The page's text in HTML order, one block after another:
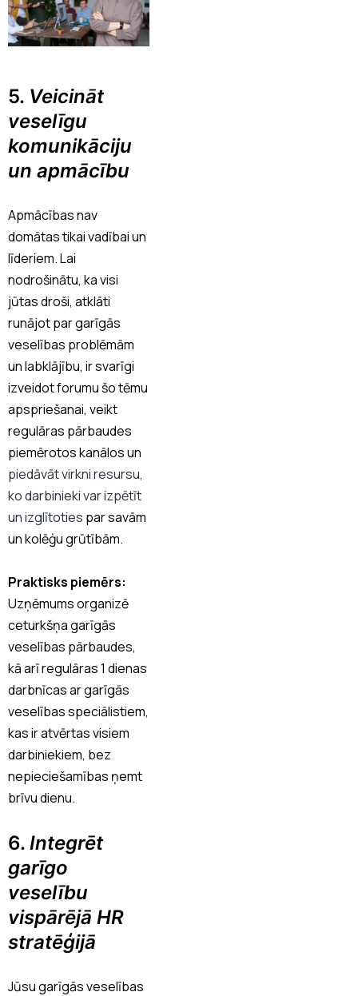
5. Veicināt
veselīgu
komunikāciju
un apmācību
Apmācības nav
domātas tikai vadībai un
līderiem. Lai
nodrošinātu, ka visi
jūtas droši, atklāti
runājot par garīgās
veselības problēmām
un labklājību, ir svarīgi
izveidot forumu šo tēmu
apspriešanai, veikt
regulāras pārbaudes
piemērotos kanālos un
piedāvāt virkni resursu,
ko darbinieki var izpētīt
un izglītoties par savām
un kolēģu grūtībām.
Praktisks piemērs:
Uzņēmums organizē
ceturkšņa garīgās
veselības pārbaudes,
kā arī regulāras 1 dienas
darbnīcas ar garīgās
veselības speciālistiem,
kas ir atvērtas visiem
darbiniekiem, bez
nepieciešamības ņemt
brīvu dienu.
6. Integrēt
garīgo
veselību
vispārējā HR
stratēģijā
Jūsu garīgās veselības